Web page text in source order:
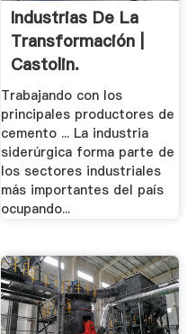
Industrias De La
Transformación |
Castolin.
Trabajando con los
principales productores de
cemento ... La industria
siderúrgica forma parte de
los sectores industriales
más importantes del país
ocupando...